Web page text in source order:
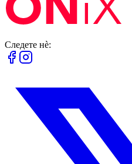
Следете нè: